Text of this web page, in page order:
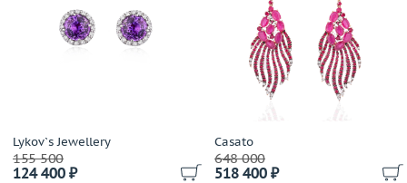
Lykov`s Jewellery
155 500
124 400 ₽
Casato
648 000
518 400 ₽